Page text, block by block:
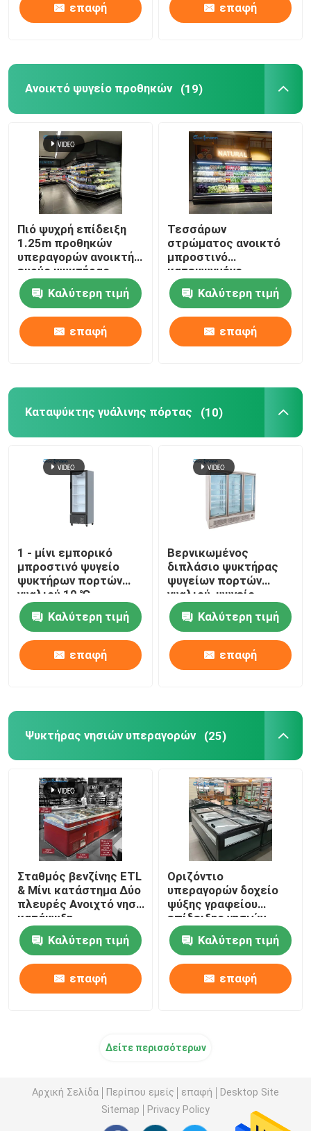
επαφή επαφή
Ανοικτό ψυγείο προθηκών (19)
Πιό ψυχρή επίδειξη
1.25m προθηκών
υπεραγορών ανοικτή
ευρύς ψυκτήρας
γραφείου λαχανικών
φρούτωνΚαλύτερη τιμή
επαφή
Τεσσάρων
στρώματος ανοικτό
μπροστινό
κατεψυγμένο
επίδειξης
περίπτωσης αέρα
δοχείο ψύξης ραφιών
κουρτινών
διευθετήσιμο
Καλύτερη τιμή
επαφή
Καταψύκτης γυάλινης πόρτας (10)
1 - μίνι εμπορικό
μπροστινό ψυγείο
ψυκτήρων πορτών
γυαλιού 10 ℃
Καλύτερη τιμή
επαφή
Βερνικωμένος
διπλάσιο ψυκτήρας
ψυγείων πορτών
γυαλιού, ψυγείο
επίδειξης ποτών
1260L των οδηγήσεων
Καλύτερη τιμή
επαφή
Ψυκτήρας νησιών υπεραγορών (25)
Σταθμός βενζίνης ETL
& Μίνι κατάστημα Δύο
πλευρές Ανοιχτό νησί
κατάψυξη
Καλύτερη τιμή
επαφή
Οριζόντιο
υπεραγορών δοχείο
ψύξης γραφείου
επίδειξης νησιών
κατεψυγμένο
ψυκτήραςΚαλύτερη τιμή
επαφή
Δείτε περισσότερων
Αρχική Σελίδα Περίπου εμείς επαφή
Desktop Site
Sitemap
Privacy Policy